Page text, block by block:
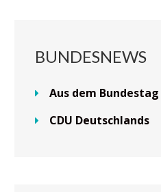
BUNDESNEWS
Aus dem Bundestag
CDU Deutschlands